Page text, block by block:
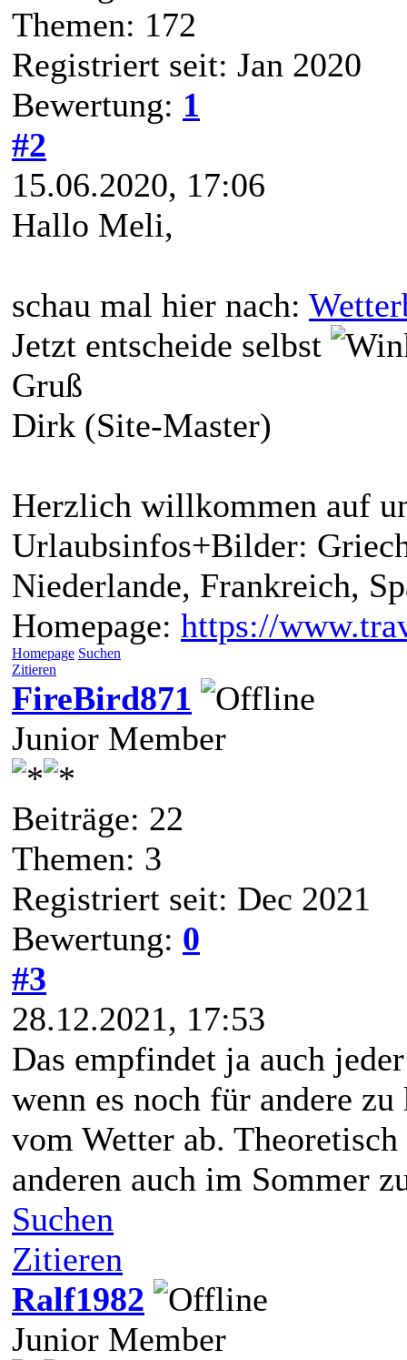
Themen: 172
Registriert seit: Jan 2020
Bewertung: 1
#2
15.06.2020, 17:06
Hallo Meli,
schau mal hier nach:
Jetzt entscheide selbst
Gruß
Dirk (Site-Master)
Herzlich willkommen auf
Urlaubsinfos+Bilder:
Niederlande, Frankreich,
Homepage: https://
Homepage Suchen
Zitieren
FireBird871
Junior Member
Beiträge: 22
Themen: 3
Registriert seit: Dec 2021
Bewertung: 0
#3
28.12.2021, 17:53
Das empfindet ja auch
wenn es noch für andere
vom Wetter ab.
anderen auch im Sommer
Suchen
Zitieren
Ralf1982
Junior Member